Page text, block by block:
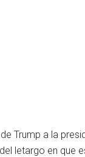
Trump a la
letargo en que